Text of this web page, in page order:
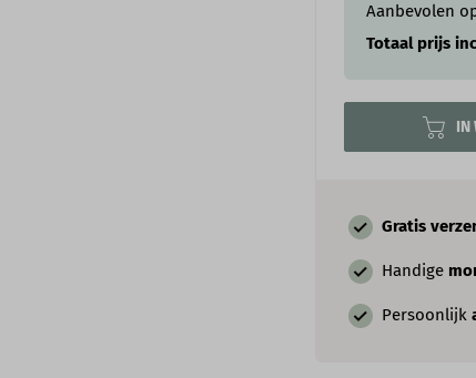
Gratis
Handige
Persoonlijk
Aanbevolen
Totaal prijs
IN